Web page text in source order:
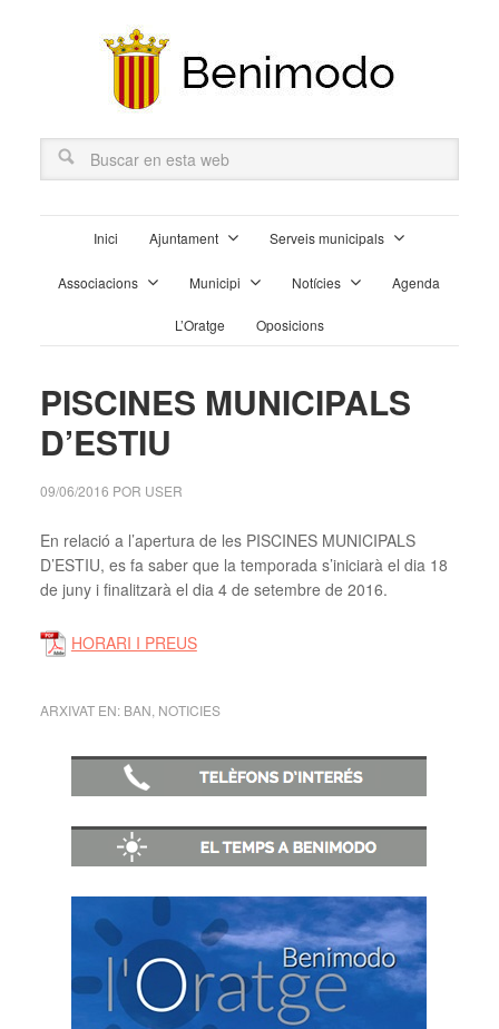
Inici Ajuntament Serveis municipals
Associacions Municipi Notícies Agenda
L’Oratge Oposicions
PISCINES MUNICIPALS
D’ESTIU
09/06/2016 POR USER
En relació a l’apertura de les PISCINES MUNICIPALS
D’ESTIU, es fa saber que la temporada s’iniciarà el dia 18
de juny i finalitzarà el dia 4 de setembre de 2016.
HORARI I PREUS
ARXIVAT EN: BAN NOTICIES